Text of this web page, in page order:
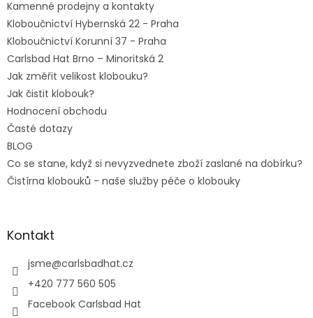
Kamenné prodejny a kontakty
Kloboučnictví Hybernská 22 - Praha
Kloboučnictví Korunní 37 - Praha
Carlsbad Hat Brno – Minoritská 2
Jak změřit velikost klobouku?
Jak čistit klobouk?
Hodnocení obchodu
Časté dotazy
BLOG
Co se stane, když si nevyzvednete zboží zaslané na dobírku?
Čistírna klobouků - naše služby péče o klobouky
Kontakt
jsme@carlsbadhat.cz
+420 777 560 505
Facebook Carlsbad Hat